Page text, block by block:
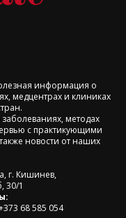
информация о
медцентрах и клиниках
методах
с практикующими
новости от наших
г. Кишинев,
30/1
68 585 054